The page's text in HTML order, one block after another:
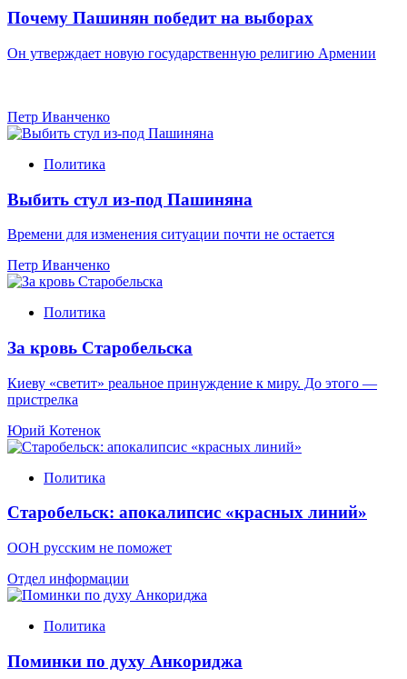
Почему Пашинян победит на выборах
Он утверждает новую государственную религию Армении
Петр Иванченко
Политика
Выбить стул из-под Пашиняна
Времени для изменения ситуации почти не остается
Петр Иванченко
Политика
За кровь Старобельска
Киеву «светит» реальное принуждение к миру. До этого —
пристрелка
Юрий Котенок
Политика
Старобельск: апокалипсис «красных линий»
ООН русским не поможет
Отдел информации
Политика
Поминки по духу Анкориджа